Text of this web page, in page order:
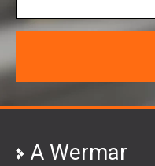
A Wermar